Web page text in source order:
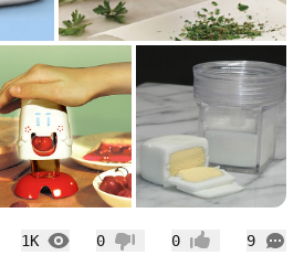
9
التعليقات إعجاب0 عدم إعجاب
0
1K
المشاهدات